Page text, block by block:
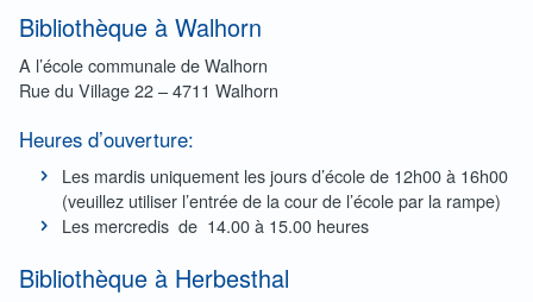
Bibliothèque à Walhorn
A l’école communale de Walhorn
Rue du Village 22 – 4711 Walhorn
Heures d’ouverture:
Les mardis uniquement les jours d’école de 12h00 à 16h00
(veuillez utiliser l’entrée de la cour de l’école par la rampe)
Les mercredis de 14.00 à 15.00 heures
Bibliothèque à Herbesthal